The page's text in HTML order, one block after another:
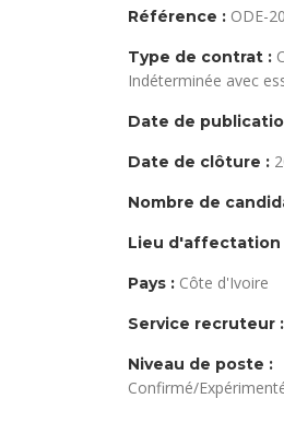
Référence : ODE-
Type de contrat :
Indéterminée avec
Date de
Date de clôture :
Nombre de
Lieu d'affectation
Pays : Côte d'Ivoire
Service recruteur :
Niveau de poste :
Confirmé/